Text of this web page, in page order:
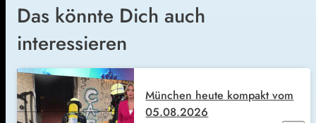
Das könnte Dich auch
interessieren
München heute kompakt vom
05.08.2026